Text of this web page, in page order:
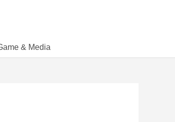
& Media